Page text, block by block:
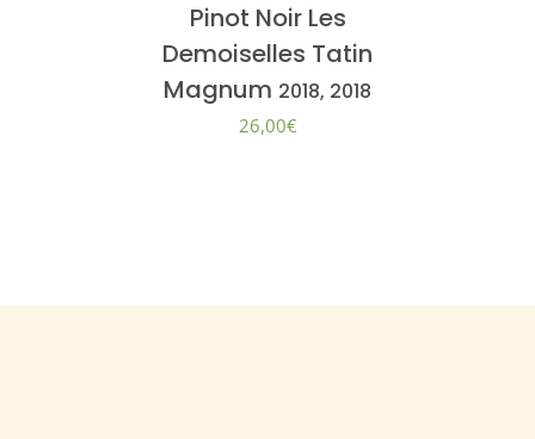
Pinot Noir Les
Demoiselles Tatin
Magnum 2018, 2018
26,00€